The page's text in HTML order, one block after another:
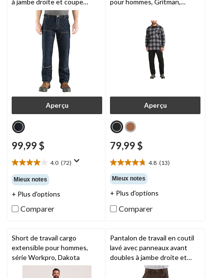
à jambe droite et coupe
décontractée Rugged
FlexMD pour hommes,
Carhartt
Aperçu
99,99 $
4.0 (72)
4.0
étoile(s)
sur
5.
72
évaluations
Mieux notes
+ Plus d'options
Comparer
pour hommes, Gritman,
Aperçu
79,99 $
4.8 (13)
4.8
étoile(s)
sur
5.
13
évaluations
Mieux notes
+ Plus d'options
Comparer
Short de travail cargo
extensible pour hommes,
série Workpro, Dakota
Pantalon de travail en coutil
lavé avec panneaux avant
doubles à jambe droite et
coupe ample pour hommes,